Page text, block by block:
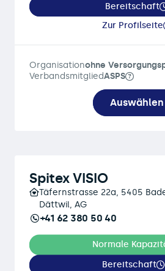
Bereitschaft
Zur Profilseite
Organisationohne
VerbandsmitgliedASPS
Auswählen
Spitex VISIO
Täfernstrasse 22a, 5405
Dättwil, AG
+41 62 380 50 40
Normale
Bereitschaft